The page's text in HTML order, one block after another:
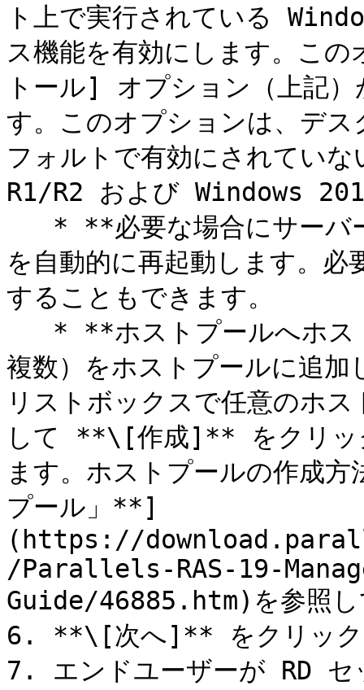
ト上で実行されている
ス機能を有効にします。こ
トール] オプション（上記
す。このオプションは、デ
フォルトで有効にされてい
R1/R2 および Windows
を自動的に再起動します。
することもできます。
複数）をホストプールに追
リストボックスで任意のホ
して **\[作成]** をクリッ
ます。ホストプールの作成
プール」**]
(https://
/Parallels-RAS-19-
Guide/46885.htm)を参照し
6. **\[次へ]** をクリック
7. エンドユーザーが RD セ